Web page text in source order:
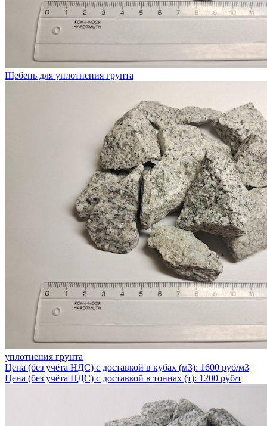
Щебень для уплотнения грунта
уплотнения грунта
Цена (без учёта НДС) с доставкой в кубах (м3): 1600 руб/м3
Цена (без учёта НДС) с доставкой в тоннах (т): 1200 руб/т